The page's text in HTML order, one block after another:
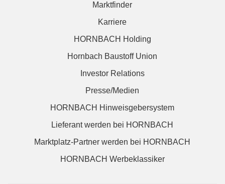
Marktfinder
Karriere
HORNBACH Holding
Hornbach Baustoff Union
Investor Relations
Presse/Medien
HORNBACH Hinweisgebersystem
Lieferant werden bei HORNBACH
Marktplatz-Partner werden bei HORNBACH
HORNBACH Werbeklassiker